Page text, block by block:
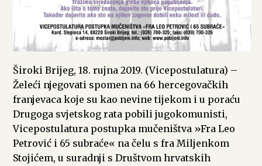
Široki Brijeg, 18. rujna 2019. (Vicepostulatura) –
Želeći njegovati spomen na 66 hercegovačkih
franjevaca koje su kao nevine tijekom i u poraću
Drugoga svjetskog rata pobili jugokomunisti,
Vicepostulatura postupka mučeništva »Fra Leo
Petrović i 65 subraće« na čelu s fra Miljenkom
Stojićem, u suradnji s Društvom hrvatskih